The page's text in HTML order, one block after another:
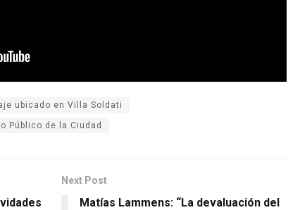
ubicado en Villa Soldati
Público de la Ciudad
Next Post
Matías Lammens: “La devaluación del